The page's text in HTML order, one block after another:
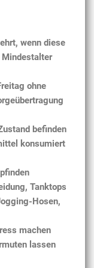
wenn diese
Mindestalter
ohne
befinden
konsumiert
Tanktops
Hosen,
machen
lassen